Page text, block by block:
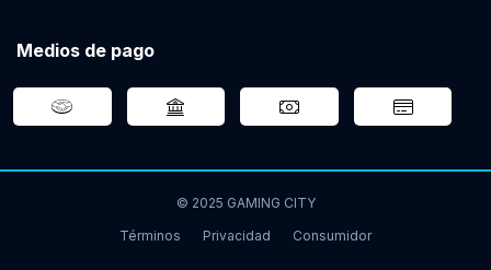
Medios de pago
© 2025 GAMING CITY
Términos
Privacidad Consumidor